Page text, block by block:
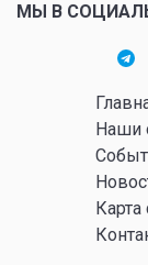
МЫ В
Наши
Карта